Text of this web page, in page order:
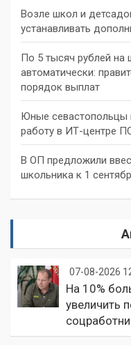
Возле школ и
устанавливать
По 5 тысяч рублей на
автоматически:
порядок выплат
Юные севастопольцы
работу в ИТ-центре
В ОП предложили
школьника к 1
07-08-2026
На 10%
увеличить